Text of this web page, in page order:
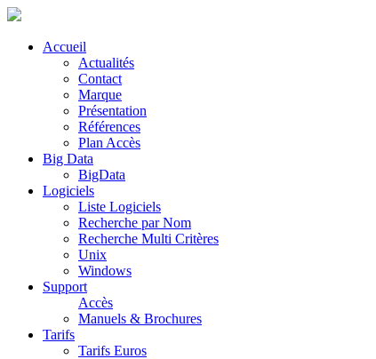
Accueil
Actualités
Contact
Marque
Présentation
Références
Plan Accès
Big Data
BigData
Logiciels
Liste Logiciels
Recherche par Nom
Recherche Multi Critères
Unix
Windows
Support
Accès
Manuels & Brochures
Tarifs
Tarifs Euros